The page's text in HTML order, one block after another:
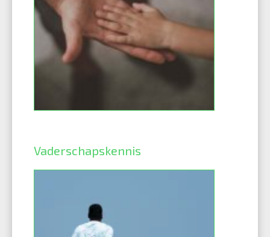
Vaderschapskennis